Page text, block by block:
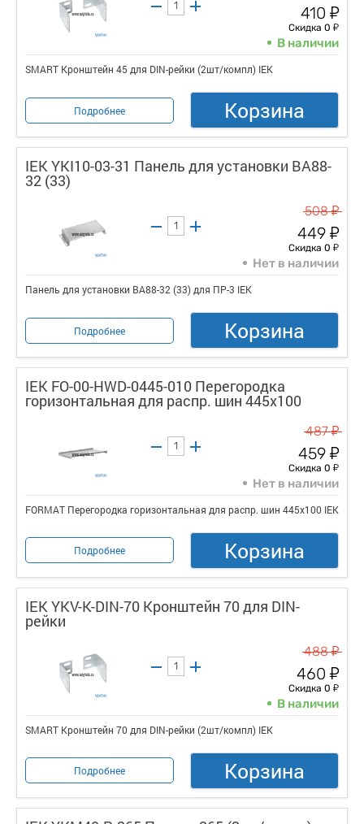
410 у
Скидка 0 у
В наличии
SMART Кронштейн 45 для DIN-рейки (2шт/компл) IEK
Подробнее Корзина
IEK YKI10-03-31 Панель для установки ВА88-
32 (33)
508у
449 у
Скидка 0 у
Нет в наличии
Панель для установки ВА88-32 (33) для ПР-3 IEK
Подробнее Корзина
IEK FO-00-HWD-0445-010 Перегородка
горизонтальная для распр. шин 445х100
487у
459 у
Скидка 0 у
Нет в наличии
FORMAT Перегородка горизонтальная для распр. шин 445х100 IEK
Подробнее Корзина
IEK YKV-K-DIN-70 Кронштейн 70 для DIN-
рейки
488у
460 у
Скидка 0 у
В наличии
SMART Кронштейн 70 для DIN-рейки (2шт/компл) IEK
Подробнее Корзина